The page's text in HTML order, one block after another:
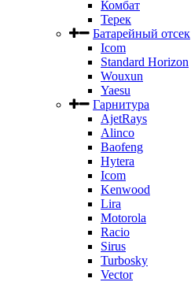
Комбат
Терек
Батарейный отсек
Icom
Standard Horizon
Wouxun
Yaesu
Гарнитура
AjetRays
Alinco
Baofeng
Hytera
Icom
Kenwood
Lira
Motorola
Racio
Sirus
Turbosky
Vector